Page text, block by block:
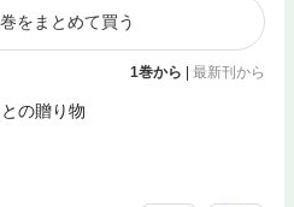
をまとめて買う
1巻から | 最新刊から
の贈り物